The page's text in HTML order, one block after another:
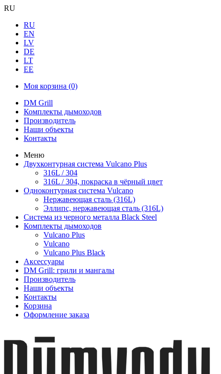
RU
RU
EN
LV
DE
LT
EE
Моя корзина (0)
DM Grill
Комплекты дымоходов
Производитель
Наши объекты
Контакты
Меню
Двухконтурная система Vulcano Plus
316L / 304
316L / 304, покраска в чёрный цвет
Одноконтурная система Vulcano
Нержавеющая сталь (316L)
Эллипс, нержавеющая сталь (316L)
Система из черного металла Black Steel
Комплекты дымоходов
Vulcano Plus
Vulcano
Vulcano Plus Black
Аксессуары
DM Grill: грили и мангалы
Производитель
Наши объекты
Контакты
Корзина
Оформление заказа